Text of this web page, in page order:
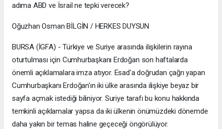
adıma ABD ve İsrail ne tepki verecek?
Oğuzhan Osman BİLGİN / HERKES DUYSUN
BURSA (İGFA) - Türkiye ve Suriye arasında ilişkilerin rayına
oturtulması için Cumhurbaşkanı Erdoğan son haftalarda
önemli açıklamalara imza atıyor. Esad'a doğrudan çağrı yapan
Cumhurbaşkanı Erdoğan'ın iki ülke arasında ilişkiye beyaz bir
sayfa açmak istediği biliniyor. Suriye tarafı bu konu hakkında
temkinli açıklamalar yapsa da iki ülkenin önümüzdeki dönemde
daha yakın bir temas haline geçeceği öngörülüyor.